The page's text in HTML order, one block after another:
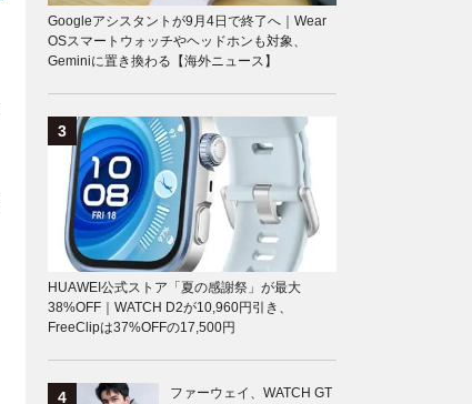
Googleアシスタントが9月4日で終了へ｜Wear
OSスマートウォッチやヘッドホンも対象、
Geminiに置き換わる【海外ニュース】
HUAWEI公式ストア「夏の感謝祭」が最大
38%OFF｜WATCH D2が10,960円引き、
FreeClipは37%OFFの17,500円
ファーウェイ、WATCH GT